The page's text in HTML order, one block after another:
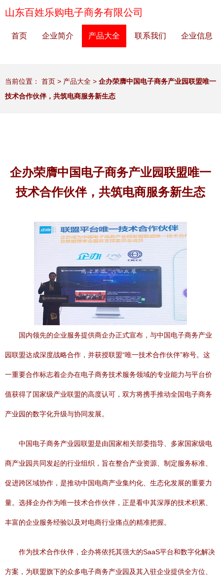
山东百姓乐购电子商务有限公司
首页 企业简介 产品大全 联系我们 企业信息
当前位置： 首页 > 产品大全 > 企办荣膺中国电子商务产业园联盟唯一
技术合作伙伴，共筑电商服务新生态
企办荣膺中国电子商务产业园联盟唯一
技术合作伙伴，共筑电商服务新生态
国内领先的企业服务提供商企办正式宣布，与中国电子商务产业
园联盟达成深度战略合作，并获授联盟“唯一技术合作伙伴”称号。这
一重要合作标志着企办在电子商务技术服务领域的专业能力与平台价
值获得了国家级产业联盟的高度认可，双方将携手推动全国电子商务
产业园的数字化升级与协同发展。
中国电子商务产业园联盟是由国家相关部委指导、多家国家级电
商产业园共同发起的行业组织，旨在整合产业资源、制定服务标准、
促进跨区域协作，是推动中国电商产业集约化、生态化发展的重要力
量。选择企办作为唯一技术合作伙伴，正是看中其深厚的技术积累、
丰富的企业服务经验以及对电商行业痛点的精准把握。
作为技术合作伙伴，企办将依托其强大的SaaS平台和数字化解决
方案，为联盟旗下的众多电子商务产业园及其入驻企业提供全方位、